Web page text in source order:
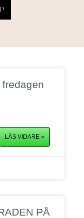
LÄS VIDARE »
PÅ